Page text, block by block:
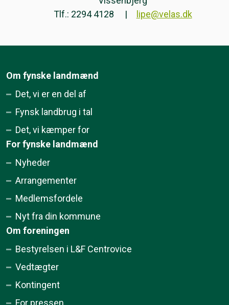
Tlf.: 2294 4128
lipe@velas.dk
Om fynske landmænd
Det, vi er en del af
Fynsk landbrug i tal
Det, vi kæmper for
For fynske landmænd
Nyheder
Arrangementer
Medlemsfordele
Nyt fra din kommune
Om foreningen
Bestyrelsen i L&F Centrovice
Vedtægter
Kontingent